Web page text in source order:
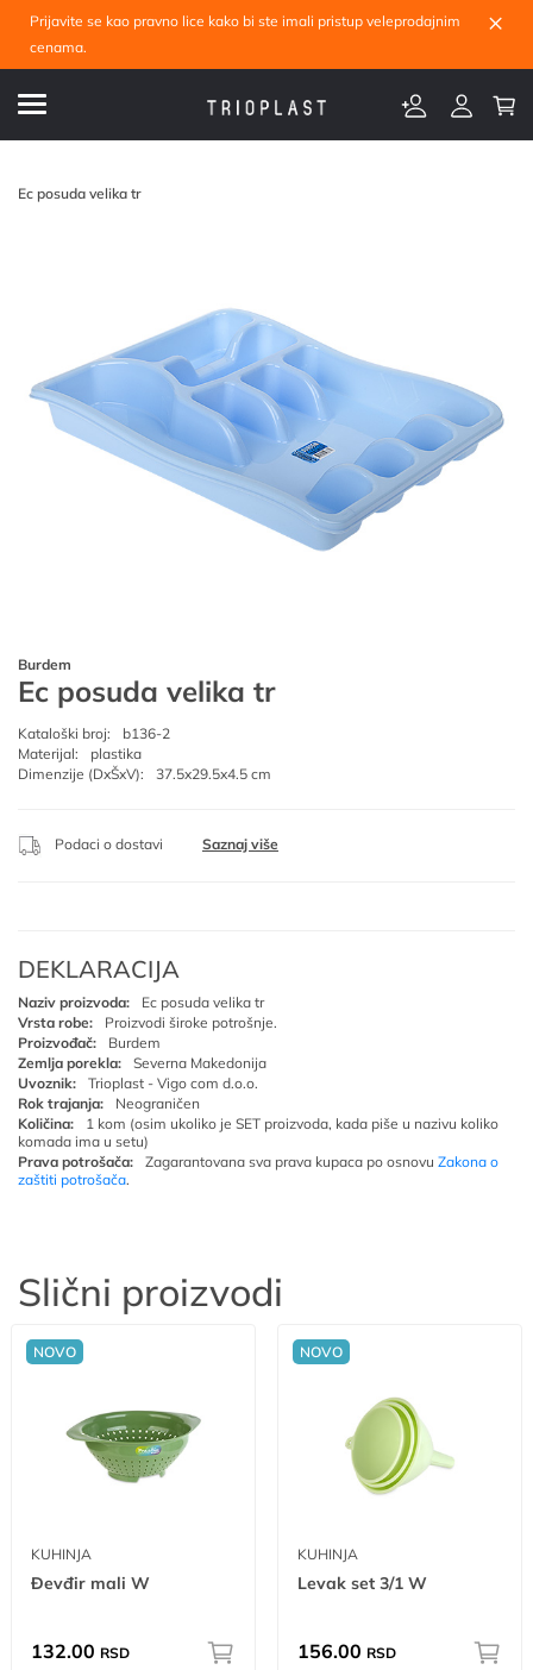
Prijavite se kao pravno lice kako bi ste imali pristup veleprodajnim
cenama.
×
Ec posuda velika tr
Burdem
Ec posuda velika tr
Kataloški broj:
b136-2
Materijal:
plastika
Dimenzije (DxŠxV):
37.5x29.5x4.5 cm
Podaci o dostavi Saznaj više
DEKLARACIJA
Naziv proizvoda:
Ec posuda velika tr
Vrsta robe:
Proizvodi široke potrošnje.
Proizvođač:
Burdem
Zemlja porekla:
Severna Makedonija
Uvoznik:
Trioplast - Vigo com d.o.o.
Rok trajanja:
Neograničen
Količina:
1 kom (osim ukoliko je SET proizvoda, kada piše u nazivu koliko
komada ima u setu)
Prava potrošača:
Zagarantovana sva prava kupaca po osnovu Zakona o
zaštiti potrošača.
Slični proizvodi
NOVO
KUHINJA
Đevđir mali W
132.00 RSD
NOVO
KUHINJA
Levak set 3/1 W
156.00 RSD